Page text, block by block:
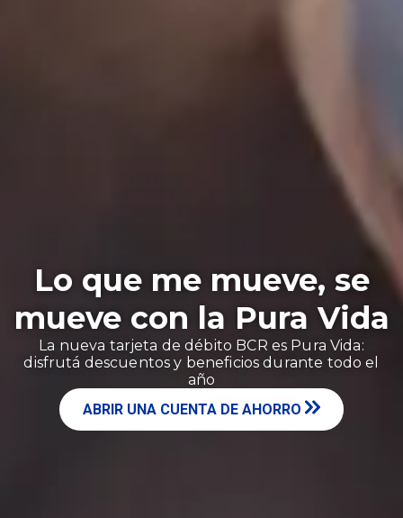
Lo que me mueve, se
mueve con la Pura Vida
La nueva tarjeta de débito BCR es Pura Vida:
disfrutá descuentos y beneficios durante todo el
año
ABRIR UNA CUENTA DE AHORRO